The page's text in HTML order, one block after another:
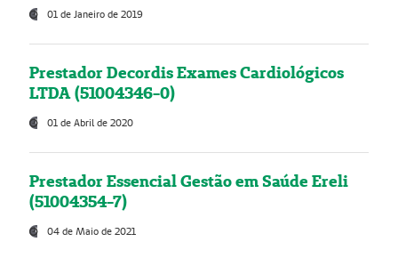
01 de Janeiro de 2019
Prestador Decordis Exames Cardiológicos
LTDA (51004346-0)
01 de Abril de 2020
Prestador Essencial Gestão em Saúde Ereli
(51004354-7)
04 de Maio de 2021